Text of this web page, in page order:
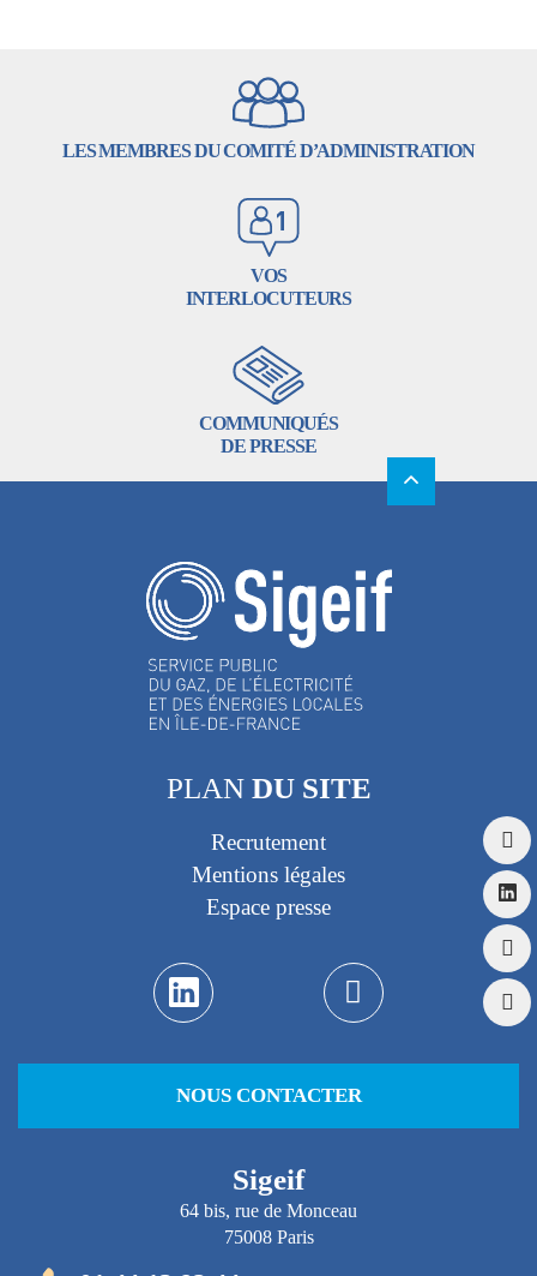
LES MEMBRES DU COMITÉ D’ADMINISTRATION
VOS
INTERLOCUTEURS
COMMUNIQUÉS
DE PRESSE
PLAN DU SITE
Recrutement
Mentions légales
Espace presse
NOUS CONTACTER
Sigeif
64 bis, rue de Monceau
75008 Paris